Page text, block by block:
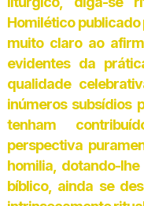
Homilético publicado
muito claro ao
evidentes da
qualidade
inúmeros subsídios
tenham
perspectiva
homilia, dotando-
bíblico, ainda se